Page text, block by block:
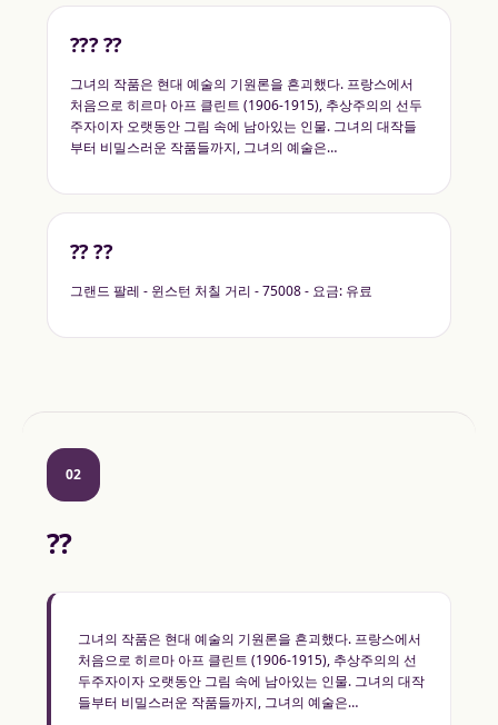
??? ??
그녀의 작품은 현대 예술의 기원론을 흔괴했다. 프랑스에서
처음으로 히르마 아프 클린트 (1906-1915), 추상주의의 선두
주자이자 오랫동안 그림 속에 남아있는 인물. 그녀의 대작들
부터 비밀스러운 작품들까지, 그녀의 예술은…
?? ??
그랜드 팔레 - 윈스턴 처칠 거리 - 75008 - 요금: 유료
02
??
그녀의 작품은 현대 예술의 기원론을 흔괴했다. 프랑스에서
처음으로 히르마 아프 클린트 (1906-1915), 추상주의의 선
두주자이자 오랫동안 그림 속에 남아있는 인물. 그녀의 대작
들부터 비밀스러운 작품들까지, 그녀의 예술은…